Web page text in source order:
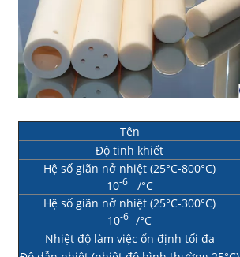
Tên
Độ tinh khiết
Hệ số giãn nở nhiệt (25°C-800°C)
10-6 /°C
Hệ số giãn nở nhiệt (25°C-300°C)
10-6 /°C
Nhiệt độ làm việc ổn định tối đa